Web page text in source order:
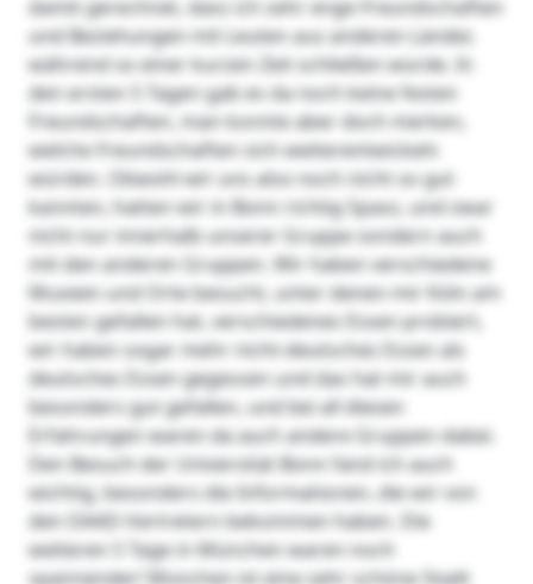
damit gerechnet, dass ich sehr enge Freundschaften
und Beziehungen mit Leuten aus anderen Länder,
während so einer kurzen Zeit schließen würde. In
den ersten 5 Tagen gab es da noch keine festen
Freundschaften, man konnte aber doch merken,
welche Freundschaften sich weiterentwickeln
würden. Obwohl wir uns also noch nicht so gut
kannten, hatten wir in Bonn richtig Spass, und zwar
nicht nur innerhalb unserer Gruppe sondern auch
mit den anderen Gruppen. Wir haben verschiedene
Museen und Orte besucht, unter denen mir Köln am
besten gefallen hat, verschiedenes Essen probiert,
wir haben sogar mehr nicht-deutsches Essen als
deutsches Essen gegessen und das hat mir auch
besonders gut gefallen, und bei all diesen
Erfahrungen waren da auch andere Gruppen dabei.
Den Besuch der Universität Bonn fand ich auch
wichtig, besonders die Informationen, die wir von
den DAAD-Vertretern bekommen haben. Die
weiteren 5 Tage in München waren noch
spannender! München ist eine sehr schöne Stadt